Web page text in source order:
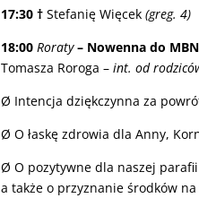
17:30 † Stefanię Więcek (greg. 4)
18:00 Roraty– Nowenna do
Tomasza Roroga – int. od
Ø Intencja dziękczynna za
Ø O łaskę zdrowia dla Anny,
Ø O pozytywne dla naszej
a także o przyznanie środków